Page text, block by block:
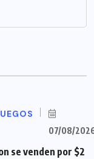
07/08/
se venden por $2